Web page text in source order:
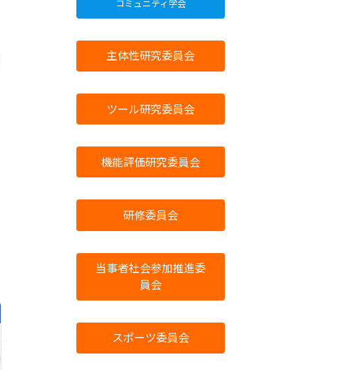
コミュニティ学会
主体性研究委員会
ツール研究委員会
機能評価研究委員会
研修委員会
当事者社会参加推進委
員会
スポーツ委員会